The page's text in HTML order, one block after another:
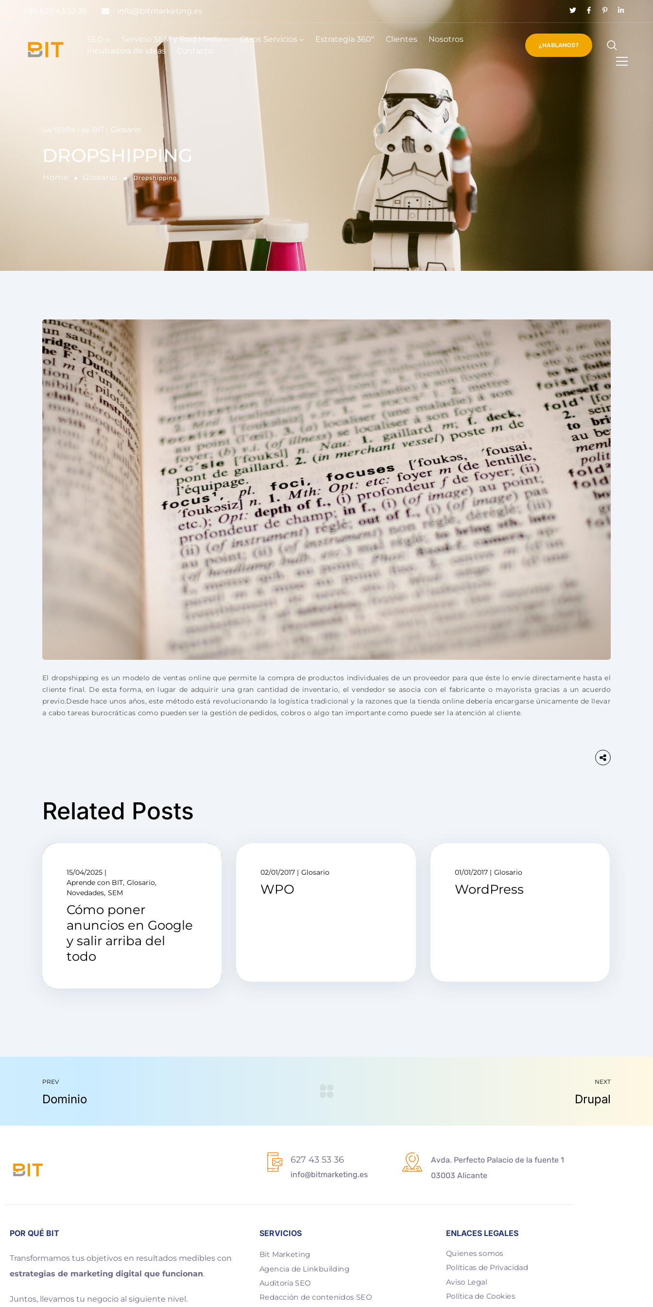
+34 627 43 53 36 info@bitmarketing.es
SEO Servicio SEM y Paid Media Otros Servicios Estrategia 360º Clientes
Nosotros
Incubadora de ideas
Contacto
¿HABLAMOS?
DROPSHIPPING
Home Glosario Dropshipping
04/11/2016 by BIT Glosario
El dropshipping es un modelo de ventas online que permite la compra de productos individuales de un proveedor para que éste lo envíe directamente hasta el
cliente final. De esta forma, en lugar de adquirir una gran cantidad de inventario, el vendedor se asocia con el fabricante o mayorista gracias a un acuerdo
previo.Desde hace unos años, este método está revolucionando la logística tradicional y la razones que la tienda online debería encargarse únicamente de llevar
a cabo tareas burocráticas como pueden ser la gestión de pedidos, cobros o algo tan importante como puede ser la atención al cliente.
Related Posts
15/04/2025
Aprende con BIT Glosario
Novedades SEM
Cómo poner
anuncios en Google
y salir arriba del
todo
02/01/2017 Glosario
WPO
01/01/2017 Glosario
WordPress
PREV NEXT
627 43 53 36
info@bitmarketing.es
Avda. Perfecto Palacio de la fuente 1
03003 Alicante
POR QUÉ BIT
Transformamos tus objetivos en resultados medibles con
estrategias de marketing digital que funcionan.
Juntos, llevamos tu negocio al siguiente nivel.
SERVICIOS
Bit Marketing
Agencia de Linkbuilding
Auditoría SEO
Redacción de contenidos SEO
ENLACES LEGALES
Quienes somos
Políticas de Privacidad
Aviso Legal
Política de Cookies